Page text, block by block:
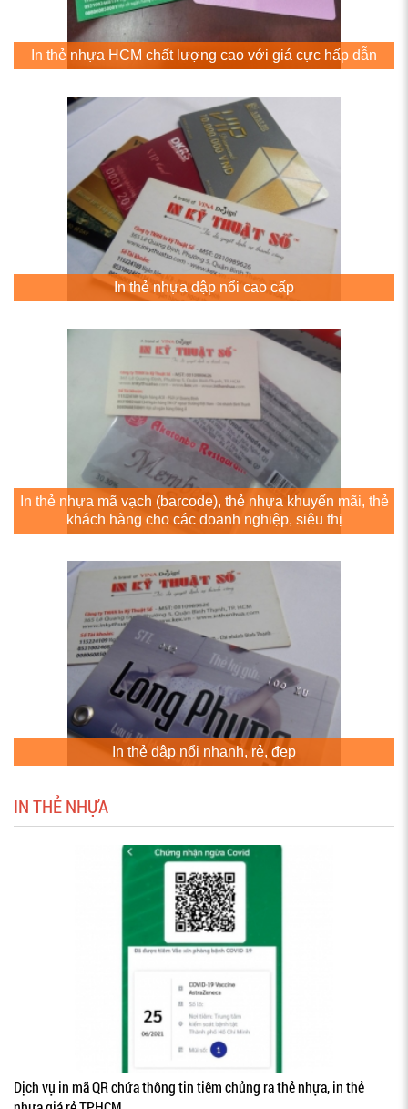
In thẻ nhựa HCM chất lượng cao với giá cực hấp dẫn
In thẻ nhựa dập nổi cao cấp
In thẻ nhựa mã vạch (barcode), thẻ nhựa khuyến mãi, thẻ
khách hàng cho các doanh nghiệp, siêu thị
In thẻ dập nổi nhanh, rẻ, đẹp
IN THẺ NHỰA
Dịch vụ in mã QR chứa thông tin tiêm chủng ra thẻ nhựa, in thẻ